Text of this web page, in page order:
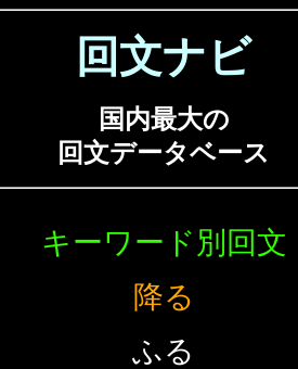
回文ナビ
国内最大の
回文データベース
キーワード別回文
降る
ふる